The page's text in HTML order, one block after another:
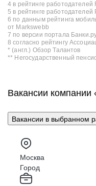
4 в рейтинге работодателей
5 в рейтинге работодателей
6 по данным рейтинга
от Markswebb
7 по версии портала
8 согласно рейтингу
* (англ.) Обзор Талантов
** Негосударственный
Вакансии компании
Вакансии в выбранном
Москва
Город